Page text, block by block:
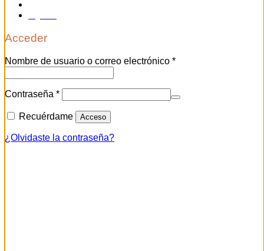
Acceder
Nombre de usuario o correo electrónico *
Contraseña *
Recuérdame Acceso
¿Olvidaste la contraseña?